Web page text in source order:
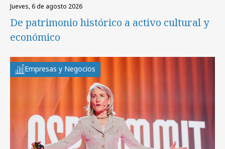
jueves, 6 de agosto 2026
De patrimonio histórico a activo cultural y
económico
Empresas y Negocios